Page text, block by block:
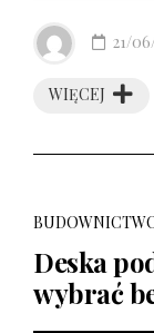
WIĘCEJ
21/
Deska
wybrać